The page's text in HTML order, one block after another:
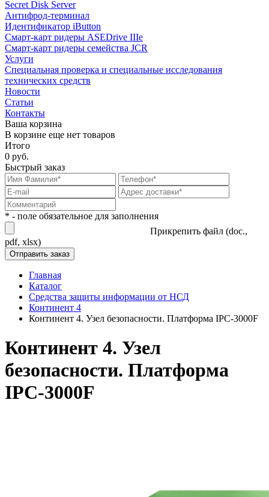
Secret Disk Server
Антифрод-терминал
Идентификатор iButton
Смарт-карт ридеры ASEDrive IIIe
Смарт-карт ридеры семейства JCR
Услуги
Специальная проверка и специальные исследования
технических средств
Новости
Статьи
Контакты
Ваша корзина
В корзине еще нет товаров
Итого
0 руб.
Быстрый заказ
* - поле обязательное для заполнения
Прикрепить файл (doc.,
pdf, xlsx)
Главная
Каталог
Средства защиты информации от НСД
Континент 4
Континент 4. Узел безопасности. Платформа IPC-3000F
Континент 4. Узел
безопасности. Платформа
IPC-3000F